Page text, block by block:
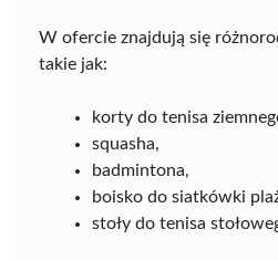
W ofercie znajdują się
takie jak:
korty do tenisa
squasha,
badmintona,
boisko do siatkówki
stoły do tenisa